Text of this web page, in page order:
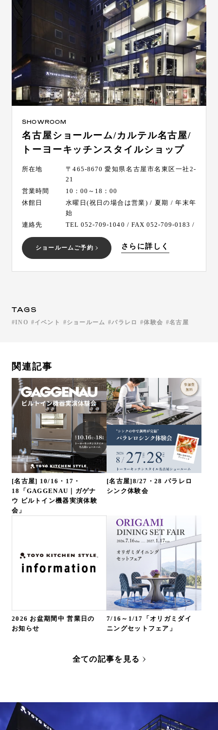
SHOWROOM
名古屋ショールーム/カルテル名古屋/
トーヨーキッチンスタイルショップ
所在地
〒465-8670 愛知県名古屋市名東区一社2-
21
営業時間
10：00～18：00
休館日
水曜日(祝日の場合は営業) / 夏期 / 年末年
始
連絡先
TEL 052-709-1040 / FAX 052-709-0183 /
ショールームご予約 さらに詳しく
TAGS
INO イベント ショールーム パラレロ 体験会 名古屋
関連記事
[名古屋] 10/16・17・
18「GAGGENAU｜ガゲナ
ウ ビルトイン機器実演体験
会」
[名古屋]8/27・28 パラレロ
シンク体験会
2026 お盆期間中 営業日の
お知らせ
7/16～1/17「オリガミダイ
ニングセットフェア」
全ての記事を見る